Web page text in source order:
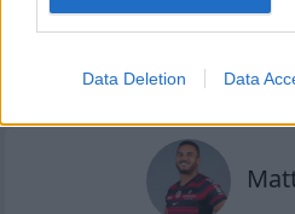
Data Deletion Data